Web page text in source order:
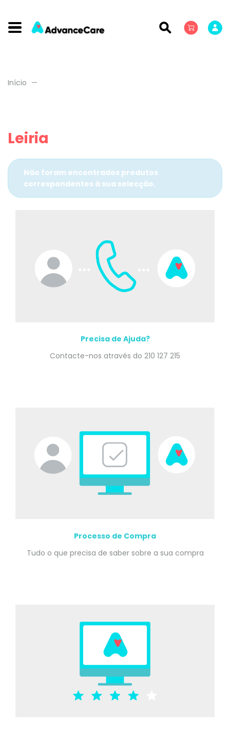
Início
Leiria
Não foram encontrados produtos
correspondentes à sua selecção.
Precisa de Ajuda?
Contacte-nos através do 210 127 215
Processo de Compra
Tudo o que precisa de saber sobre a sua compra